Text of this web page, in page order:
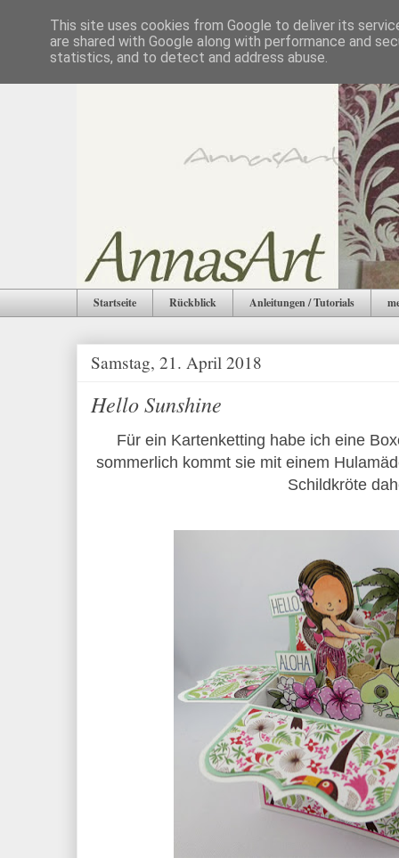
Startseite Rückblick Anleitungen / Tutorials
Samstag, 21. April 2018
Hello Sunshine
Für ein Kartenketting habe ich eine
sommerlich kommt sie mit einem
Schildkröte
This site uses cookies from Google to deliver its
are shared with Google along with performance and
statistics, and to detect and address abuse.